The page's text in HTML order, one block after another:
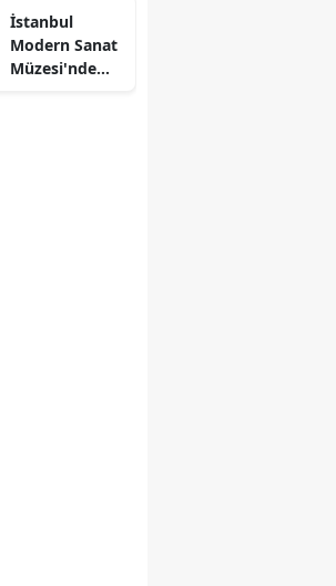
İstanbul
Modern Sanat
Müzesi'nde